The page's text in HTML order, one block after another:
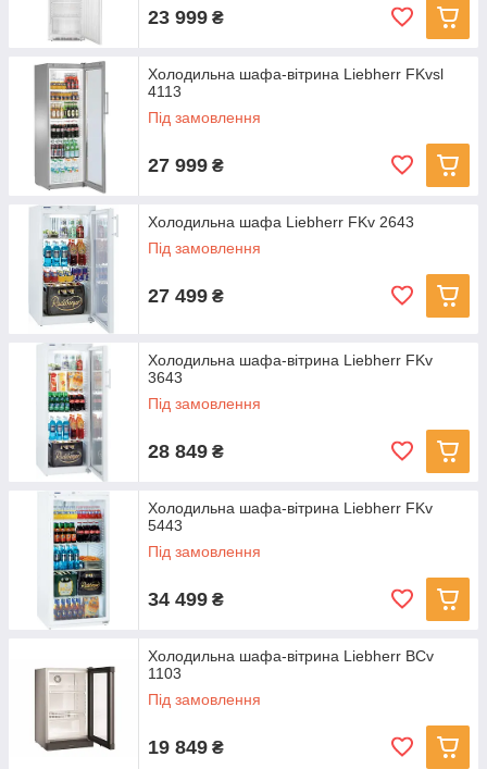
23 999 ₴
Холодильна шафа-вітрина Liebherr FKvsl
4113
Під замовлення
27 999 ₴
Холодильна шафа Liebherr FKv 2643
Під замовлення
27 499 ₴
Холодильна шафа-вітрина Liebherr FKv
3643
Під замовлення
28 849 ₴
Холодильна шафа-вітрина Liebherr FKv
5443
Під замовлення
34 499 ₴
Холодильна шафа-вітрина Liebherr BCv
1103
Під замовлення
19 849 ₴